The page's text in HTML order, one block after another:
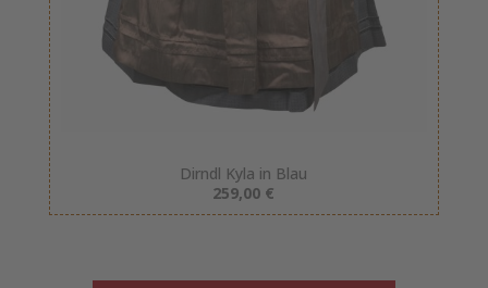
Dirndl Kyla in Blau
259,00 €